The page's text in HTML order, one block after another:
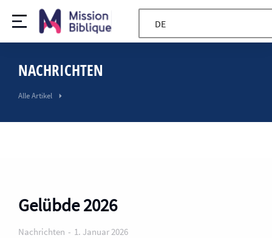
DE
NACHRICHTEN
Alle Artikel
Gelübde 2026
Nachrichten 1. Januar 2026